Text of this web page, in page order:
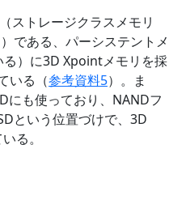
ストレージクラスメモリ
である、パーシステントメ
）に3D Xpointメモリを採
いる（参考資料5）。ま
にも使っており、NANDフ
という位置づけで、3D
る。